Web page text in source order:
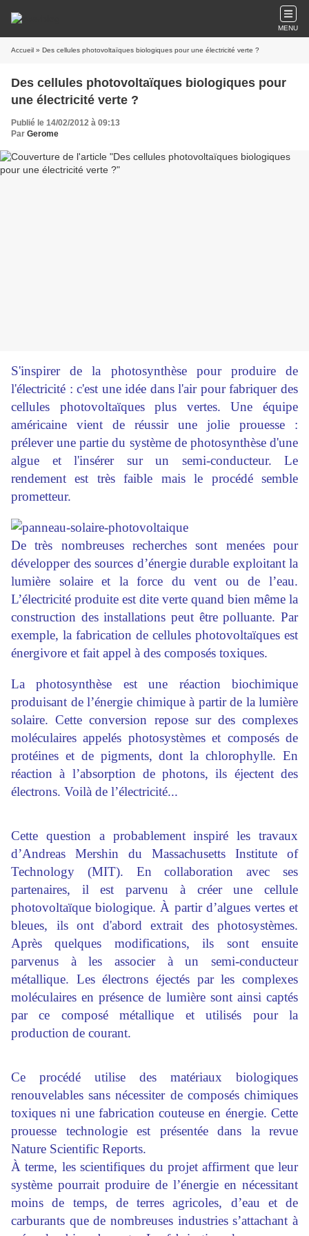
MENU
Accueil » Des cellules photovoltaïques biologiques pour une électricité verte ?
Des cellules photovoltaïques biologiques pour
une électricité verte ?
Publié le 14/02/2012 à 09:13
Par Gerome
S'inspirer de la photosynthèse pour produire de
l'électricité : c'est une idée dans l'air pour fabriquer des
cellules photovoltaïques plus vertes. Une équipe
américaine vient de réussir une jolie prouesse :
prélever une partie du système de photosynthèse d'une
algue et l'insérer sur un semi-conducteur. Le
rendement est très faible mais le procédé semble
prometteur.
De très nombreuses recherches sont menées pour
développer des sources d’énergie durable exploitant la
lumière solaire et la force du vent ou de l’eau.
L’électricité produite est dite verte quand bien même la
construction des installations peut être polluante. Par
exemple, la fabrication de cellules photovoltaïques est
énergivore et fait appel à des composés toxiques.
La photosynthèse est une réaction biochimique
produisant de l’énergie chimique à partir de la lumière
solaire. Cette conversion repose sur des complexes
moléculaires appelés photosystèmes et composés de
protéines et de pigments, dont la chlorophylle. En
réaction à l’absorption de photons, ils éjectent des
électrons. Voilà de l’électricité...
Cette question a probablement inspiré les travaux
d’Andreas Mershin du Massachusetts Institute of
Technology (MIT). En collaboration avec ses
partenaires, il est parvenu à créer une cellule
photovoltaïque biologique. À partir d’algues vertes et
bleues, ils ont d'abord extrait des photosystèmes.
Après quelques modifications, ils sont ensuite
parvenus à les associer à un semi-conducteur
métallique. Les électrons éjectés par les complexes
moléculaires en présence de lumière sont ainsi captés
par ce composé métallique et utilisés pour la
production de courant.
Ce procédé utilise des matériaux biologiques
renouvelables sans nécessiter de composés chimiques
toxiques ni une fabrication couteuse en énergie. Cette
prouesse technologie est présentée dans la revue
Nature Scientific Reports.
À terme, les scientifiques du projet affirment que leur
système pourrait produire de l’énergie en nécessitant
moins de temps, de terres agricoles, d’eau et de
carburants que de nombreuses industries s’attachant à